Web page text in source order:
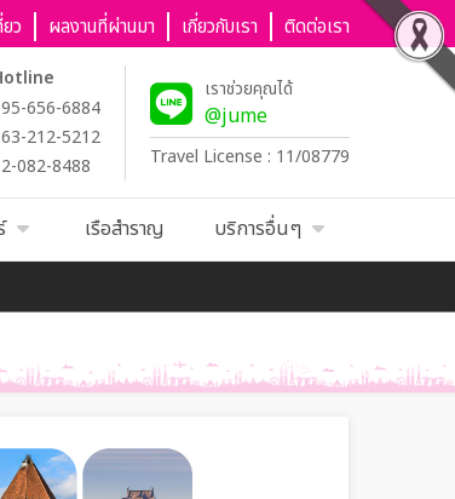
ว ผลงานที่ผ่านมา เกี่ยวกับเรา ติดต่อเรา
656-6884
212-5212
082-8488
เราช่วยคุณได้
@jume
Travel License : 11/08779
เรือสำราญ บริการอื่นๆ